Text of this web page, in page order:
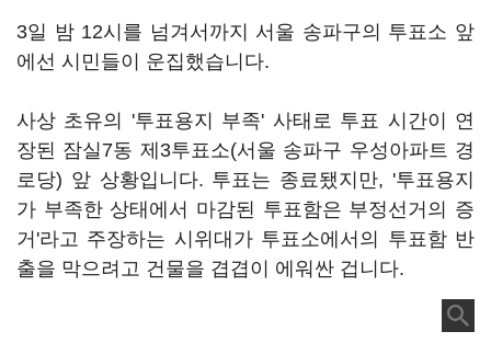
3일 밤 12시를 넘겨서까지 서울 송파구의 투표소 앞
에선 시민들이 운집했습니다.
사상 초유의 '투표용지 부족' 사태로 투표 시간이 연
장된 잠실7동 제3투표소(서울 송파구 우성아파트 경
로당) 앞 상황입니다. 투표는 종료됐지만, '투표용지
가 부족한 상태에서 마감된 투표함은 부정선거의 증
거'라고 주장하는 시위대가 투표소에서의 투표함 반
출을 막으려고 건물을 겹겹이 에워싼 겁니다.